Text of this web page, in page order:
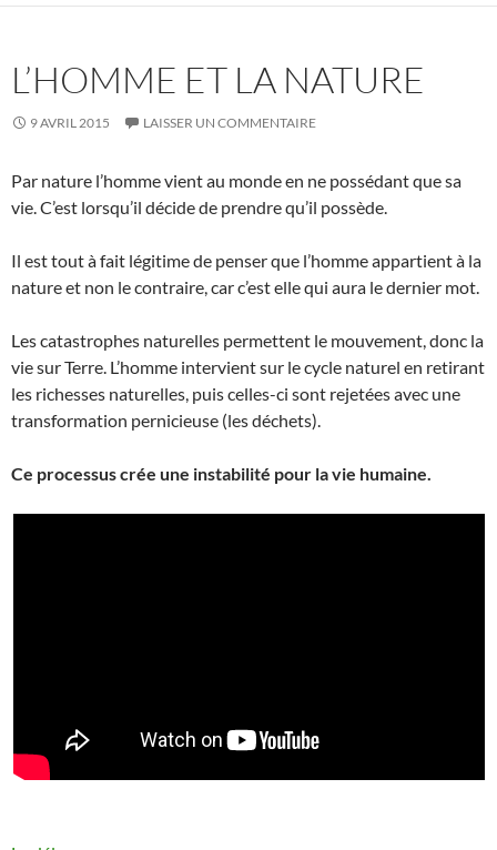
L’HOMME ET LA NATURE
9 AVRIL 2015 LAISSER UN COMMENTAIRE
Par nature l’homme vient au monde en ne possédant que sa
vie. C’est lorsqu’il décide de prendre qu’il possède.
Il est tout à fait légitime de penser que l’homme appartient à la
nature et non le contraire, car c’est elle qui aura le dernier mot.
Les catastrophes naturelles permettent le mouvement, donc la
vie sur Terre. L’homme intervient sur le cycle naturel en retirant
les richesses naturelles, puis celles-ci sont rejetées avec une
transformation pernicieuse (les déchets).
Ce processus crée une instabilité pour la vie humaine.